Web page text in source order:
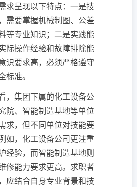
求呈现以下特点：一是技
需要掌握机械制图、公差
等专业知识；二是实践能
际操作经验和故障排除能
识要求高，必须严格遵守
标准。
，集团下属的化工设备公
院、智能制造基地等单位
求，但不同单位对技能要
如，化工设备公司更注重
经验，而智能制造基地则
修能力要求更高。求职者
应结合自身专业背景和技